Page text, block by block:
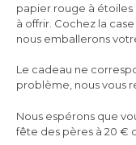
papier rouge à
à offrir. Cochez la
nous emballerons
Le cadeau ne
problème, nous vous
Nous espérons que
fête des pères à 20 €